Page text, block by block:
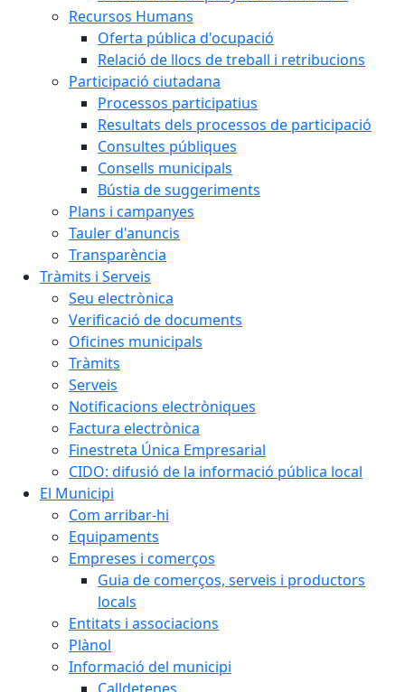
Recursos Humans
Oferta pública d'ocupació
Relació de llocs de treball i retribucions
Participació ciutadana
Processos participatius
Resultats dels processos de participació
Consultes públiques
Consells municipals
Bústia de suggeriments
Plans i campanyes
Tauler d'anuncis
Transparència
Tràmits i Serveis
Seu electrònica
Verificació de documents
Oficines municipals
Tràmits
Serveis
Notificacions electròniques
Factura electrònica
Finestreta Única Empresarial
CIDO: difusió de la informació pública local
El Municipi
Com arribar-hi
Equipaments
Empreses i comerços
Guia de comerços, serveis i productors
locals
Entitats i associacions
Plànol
Informació del municipi